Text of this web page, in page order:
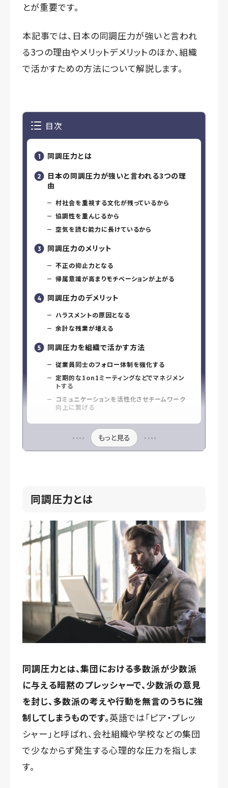
とが重要です。
本記事では、日本の同調圧力が強いと言われ
る3つの理由やメリットデメリットのほか、組織
で活かすための方法について解説します。
目次
同調圧力とは
日本の同調圧力が強いと言われる3つの理
由
村社会を重視する文化が残っているから
協調性を重んじるから
空気を読む能力に長けているから
同調圧力のメリット
不正の抑止力となる
帰属意識が高まりモチベーションが上がる
同調圧力のデメリット
ハラスメントの原因となる
余計な残業が増える
同調圧力を組織で活かす方法
従業員同士のフォロー体制を強化する
定期的な1on1ミーティングなどでマネジメン
トする
コミュニケーションを活性化させチームワーク
向上に繋げる
もっと見る
同調圧力とは
同調圧力とは、集団における多数派が少数派
に与える暗黙のプレッシャーで、少数派の意見
を封じ、多数派の考えや行動を無言のうちに強
制してしまうものです。英語では「ピア・プレッ
シャー」と呼ばれ、会社組織や学校などの集団
で少なからず発生する心理的な圧力を指しま
す。